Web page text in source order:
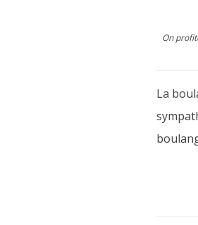
On
La